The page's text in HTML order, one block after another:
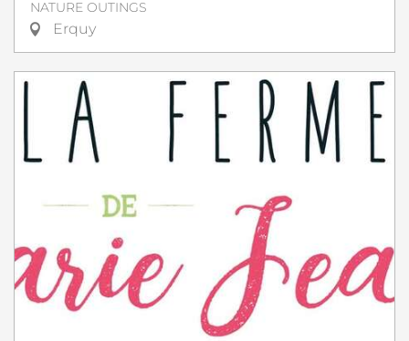
NATURE OUTINGS
Erquy